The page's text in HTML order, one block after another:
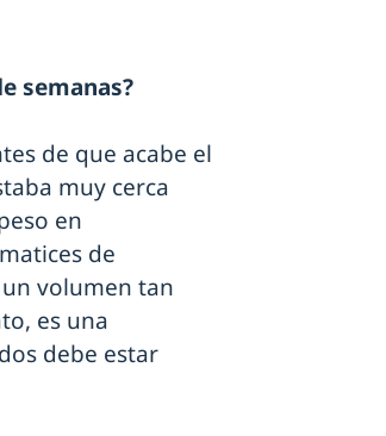
semanas?
de que acabe el
muy cerca
en
de
volumen tan
es una
debe estar